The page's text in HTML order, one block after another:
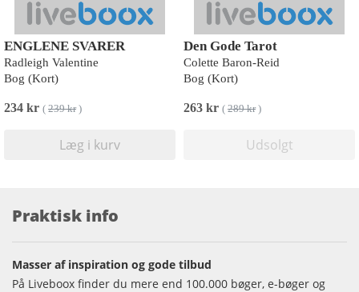
ENGLENE SVARER
Radleigh Valentine
Bog (Kort)
234 kr ( 239 kr)
Læg i kurv
Den Gode Tarot
Colette Baron-Reid
Bog (Kort)
263 kr ( 289 kr)
Udsolgt
Praktisk info
Masser af inspiration og gode tilbud
På Liveboox finder du mere end 100.000 bøger, e-bøger og